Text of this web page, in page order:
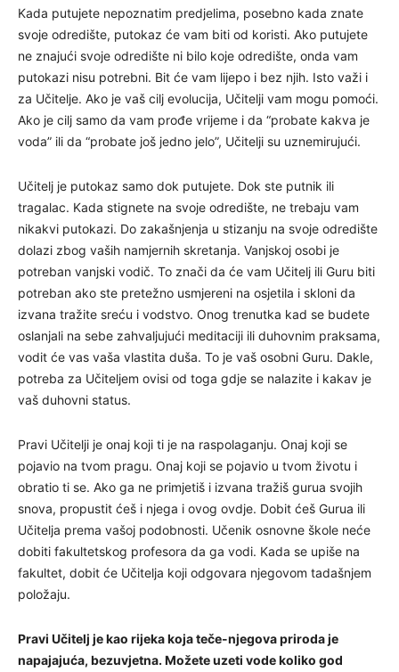
Kada putujete nepoznatim predjelima, posebno kada znate
svoje odredište, putokaz će vam biti od koristi. Ako putujete
ne znajući svoje odredište ni bilo koje odredište, onda vam
putokazi nisu potrebni. Bit će vam lijepo i bez njih. Isto važi i
za Učitelje. Ako je vaš cilj evolucija, Učitelji vam mogu pomoći.
Ako je cilj samo da vam prođe vrijeme i da “probate kakva je
voda” ili da “probate još jedno jelo”, Učitelji su uznemirujući.
Učitelj je putokaz samo dok putujete. Dok ste putnik ili
tragalac. Kada stignete na svoje odredište, ne trebaju vam
nikakvi putokazi. Do zakašnjenja u stizanju na svoje odredište
dolazi zbog vaših namjernih skretanja. Vanjskoj osobi je
potreban vanjski vodič. To znači da će vam Učitelj ili Guru biti
potreban ako ste pretežno usmjereni na osjetila i skloni da
izvana tražite sreću i vodstvo. Onog trenutka kad se budete
oslanjali na sebe zahvaljujući meditaciji ili duhovnim praksama,
vodit će vas vaša vlastita duša. To je vaš osobni Guru. Dakle,
potreba za Učiteljem ovisi od toga gdje se nalazite i kakav je
vaš duhovni status.
Pravi Učitelji je onaj koji ti je na raspolaganju. Onaj koji se
pojavio na tvom pragu. Onaj koji se pojavio u tvom životu i
obratio ti se. Ako ga ne primjetiš i izvana tražiš gurua svojih
snova, propustit ćeš i njega i ovog ovdje. Dobit ćeš Gurua ili
Učitelja prema vašoj podobnosti. Učenik osnovne škole neće
dobiti fakultetskog profesora da ga vodi. Kada se upiše na
fakultet, dobit će Učitelja koji odgovara njegovom tadašnjem
položaju.
Pravi Učitelj je kao rijeka koja teče-njegova priroda je
napajajuća, bezuvjetna. Možete uzeti vode koliko god